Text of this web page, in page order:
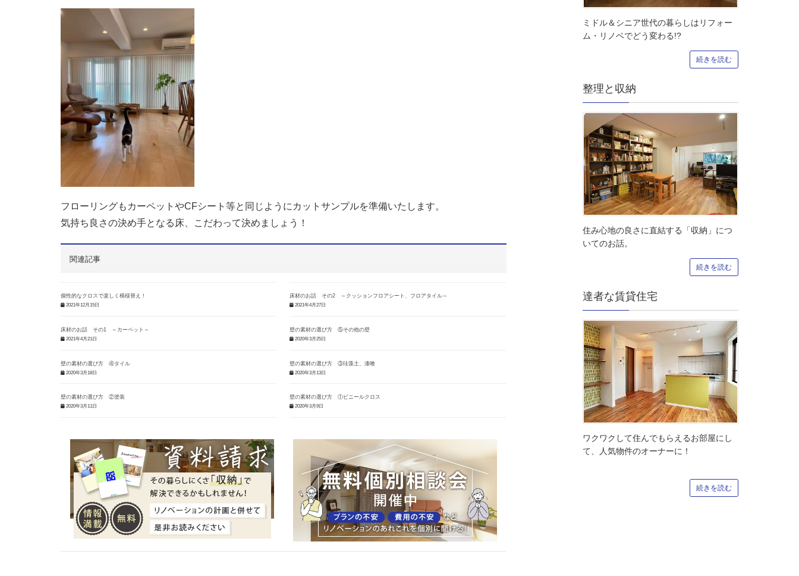
フローリングもカーペットやCFシート等と同じようにカットサンプルを準備いたします。
気持ち良さの決め手となる床、こだわって決めましょう！
関連記事
個性的なクロスで楽しく模様替え！
2021年12月15日
床材のお話 その2 ～クッションフロアシート、フロアタイル～
2021年4月27日
床材のお話 その1 ～カーペット～
2021年4月21日
壁の素材の選び方 ⑤その他の壁
2020年3月25日
壁の素材の選び方 ④タイル
2020年3月18日
壁の素材の選び方 ③珪藻土、漆喰
2020年3月13日
壁の素材の選び方 ②塗装
2020年3月11日
壁の素材の選び方 ①ビニールクロス
2020年3月9日
ミドル＆シニア世代の暮らしはリフォー
ム・リノベでどう変わる!?
続きを読む
整理と収納
住み心地の良さに直結する「収納」につ
いてのお話。
続きを読む
達者な賃貸住宅
ワクワクして住んでもらえるお部屋にし
て、人気物件のオーナーに！
続きを読む